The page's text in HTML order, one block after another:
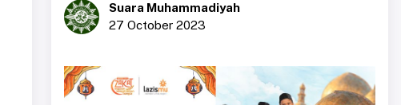
Suara Muhammadiyah
27 October 2023